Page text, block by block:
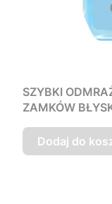
SZYBKI
ZAMKÓW
Dodaj do